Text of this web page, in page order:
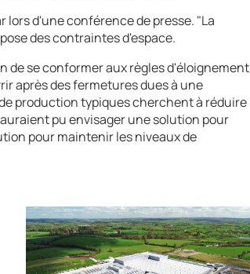
d'une conférence de presse. "La
des contraintes d'espace.
de se conformer aux règles d'éloignement
après des fermetures dues à une
production typiques cherchent à réduire
pu envisager une solution pour
pour maintenir les niveaux de